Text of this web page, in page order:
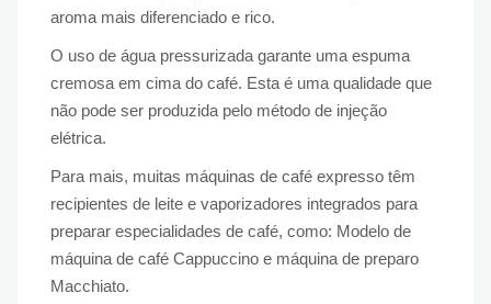
aroma mais diferenciado e rico.
O uso de água pressurizada garante uma espuma
cremosa em cima do café. Esta é uma qualidade que
não pode ser produzida pelo método de injeção
elétrica.
Para mais, muitas máquinas de café expresso têm
recipientes de leite e vaporizadores integrados para
preparar especialidades de café, como: Modelo de
máquina de café Cappuccino e máquina de preparo
Macchiato.